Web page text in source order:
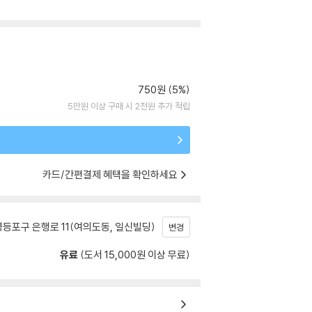
750원 (5%)
5만원 이상 구매 시 2천원 추가 적립
카드/간편결제 혜택을 확인하세요
포구 은행로 11(여의도동, 일신빌딩) 변경
유료 (도서 15,000원 이상 무료)